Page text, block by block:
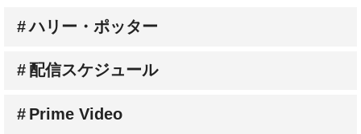
配信スケジュール
Prime Video
Netflix